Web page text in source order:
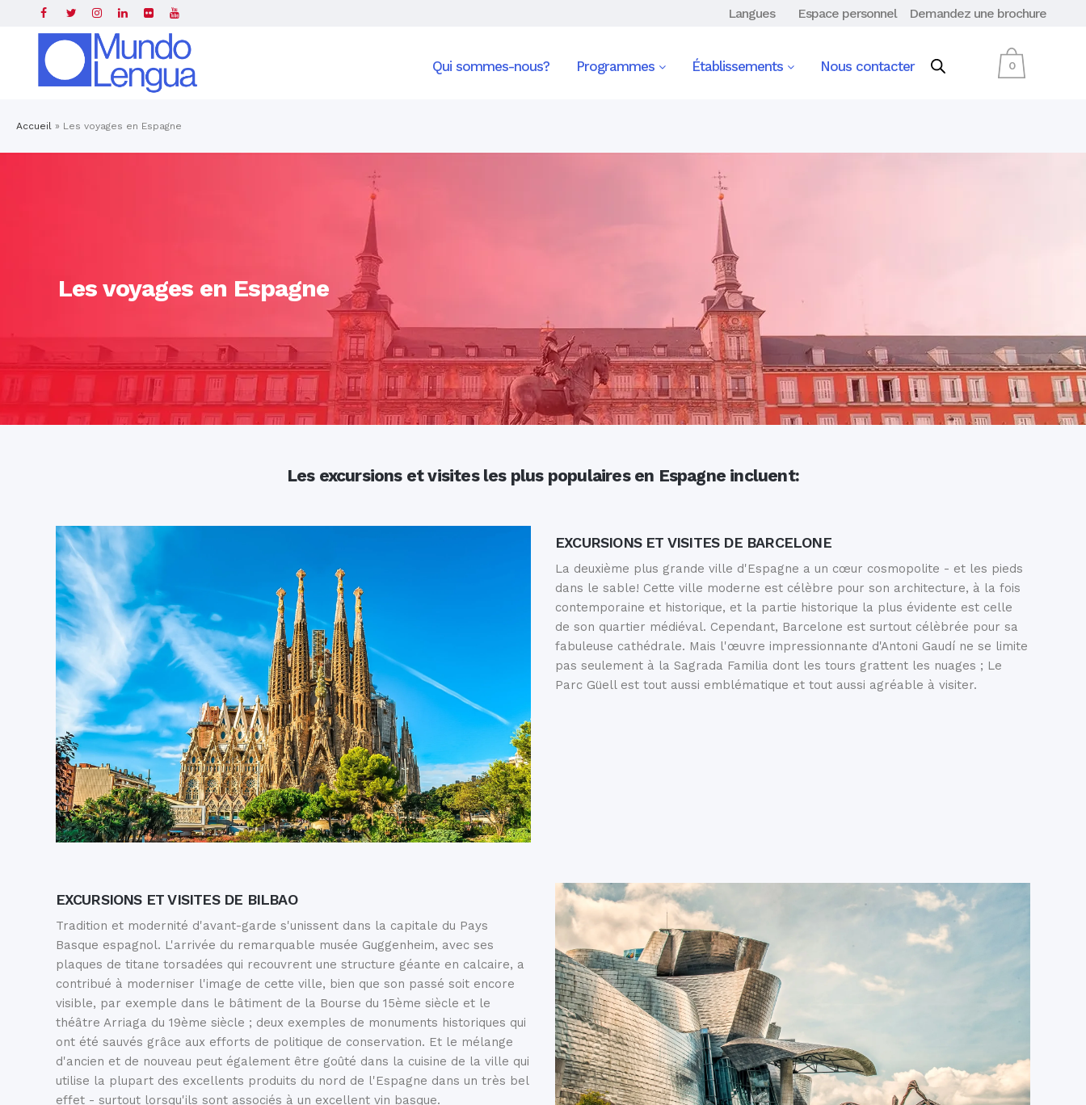
Langues Espace personnel Demandez une brochure
0
Qui sommes-nous? Programmes Établissements Nous contacter
Accueil » Les voyages en Espagne
Les voyages en Espagne
Les excursions et visites les plus populaires en Espagne incluent:
EXCURSIONS ET VISITES DE BARCELONE
La deuxième plus grande ville d'Espagne a un cœur cosmopolite - et les pieds
dans le sable! Cette ville moderne est célèbre pour son architecture, à la fois
contemporaine et historique, et la partie historique la plus évidente est celle
de son quartier médiéval. Cependant, Barcelone est surtout célèbrée pour sa
fabuleuse cathédrale. Mais l'œuvre impressionnante d'Antoni Gaudí ne se limite
pas seulement à la Sagrada Familia dont les tours grattent les nuages ; Le
Parc Güell est tout aussi emblématique et tout aussi agréable à visiter.
EXCURSIONS ET VISITES DE BILBAO
Tradition et modernité d'avant-garde s'unissent dans la capitale du Pays
Basque espagnol. L'arrivée du remarquable musée Guggenheim, avec ses
plaques de titane torsadées qui recouvrent une structure géante en calcaire, a
contribué à moderniser l'image de cette ville, bien que son passé soit encore
visible, par exemple dans le bâtiment de la Bourse du 15ème siècle et le
théâtre Arriaga du 19ème siècle ; deux exemples de monuments historiques qui
ont été sauvés grâce aux efforts de politique de conservation. Et le mélange
d'ancien et de nouveau peut également être goûté dans la cuisine de la ville qui
utilise la plupart des excellents produits du nord de l'Espagne dans un très bel
effet - surtout lorsqu'ils sont associés à un excellent vin basque.